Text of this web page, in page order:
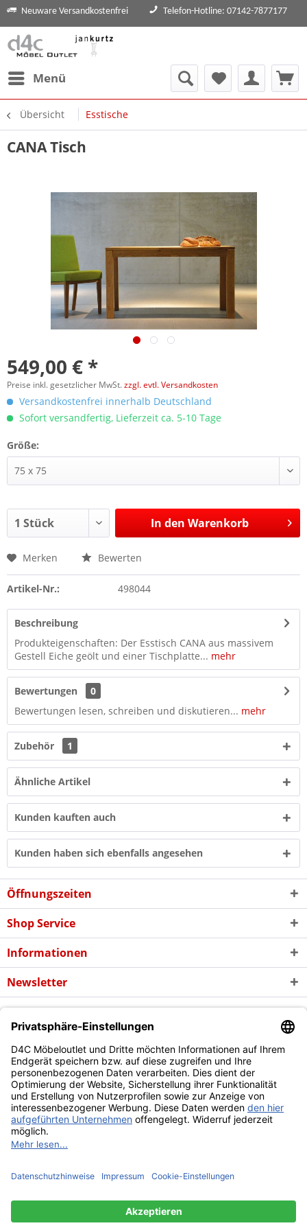
Neuware Versandkostenfrei Telefon-Hotline: 07142-7877177
Menü
Übersicht Esstische
CANA Tisch
549,00 € *
Preise inkl. gesetzlicher MwSt.zzgl. evtl. Versandkosten
Versandkostenfrei innerhalb Deutschland
Sofort versandfertig, Lieferzeit ca. 5-10 Tage
Größe:
In den Warenkorb
Merken Bewerten
Artikel-Nr.: 498044
Beschreibung
Produkteigenschaften: Der Esstisch CANA aus massivem
Gestell Eiche geölt und einer Tischplatte... mehr
Bewertungen
0
Bewertungen lesen, schreiben und diskutieren... mehr
Zubehör 1
Ähnliche Artikel
Kunden kauften auch
Kunden haben sich ebenfalls angesehen
Öffnungszeiten
Shop Service
Informationen
Newsletter
* Alle Preise inkl. gesetzl. Mehrwertsteuer zzgl. evtl.
und
ggf. Nachnahmegebühren, wenn nicht anders beschrieben
Copyright © d4c Möbel Outlet - Alle Rechte vorbehalten
Diese Website benutzt Cookies, die für den technischen Betrieb
der Website erforderlich sind und stets gesetzt werden.
Andere Cookies, die den Komfort bei Benutzung dieser Website
erhöhen, der Direktwerbung dienen oder die Interaktion mit
sollen, werden nur mit Ihrer Zustimmung gesetzt.